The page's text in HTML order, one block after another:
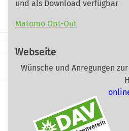
und als Download verfügbar
Matomo Opt-Out
Webseite
Wünsche und Anregungen